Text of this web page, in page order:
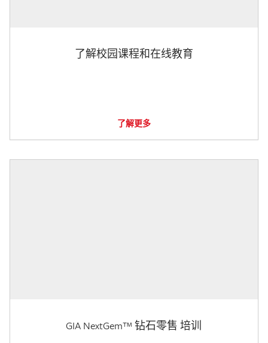
了解校园课程和在线教育
了解更多
GIA NextGem™ 钻石零售 培训